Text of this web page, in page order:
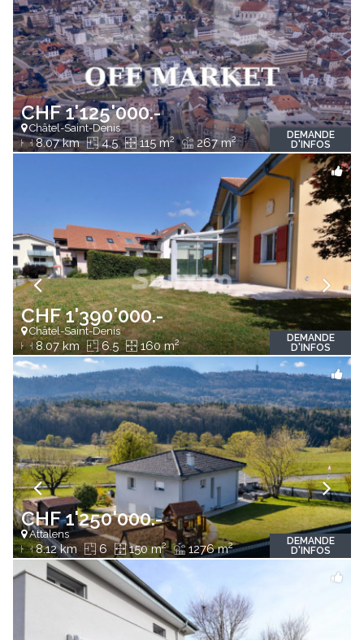
CHF 1'125'000.-
Châtel-Saint-Denis
8.07 km 4.5 115 m2 267 m2
DEMANDE
D'INFOS
CHF 1'390'000.-
Châtel-Saint-Denis
8.07 km 6.5 160 m2
DEMANDE
D'INFOS
CHF 1'250'000.-
Attalens
8.12 km 6 150 m2 1276 m2
DEMANDE
D'INFOS